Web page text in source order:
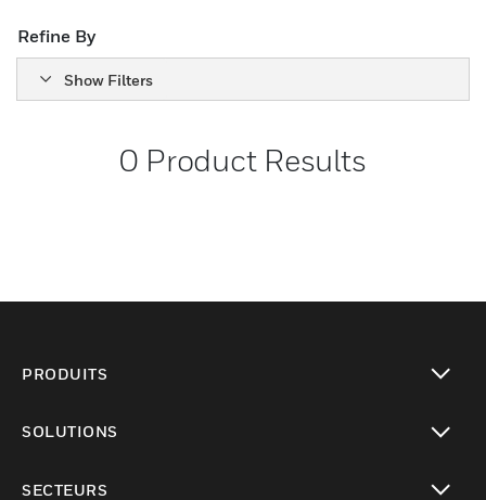
Refine By
Show Filters
0 Product Results
PRODUITS
SOLUTIONS
SECTEURS